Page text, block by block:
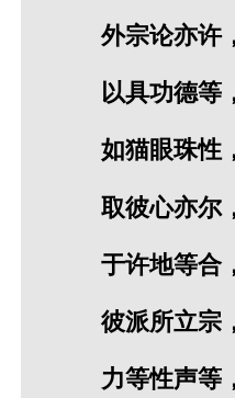
外宗论亦许
以具功德等
如猫眼珠性
取彼心亦尔
于许地等合
彼派所立宗
力等性声等